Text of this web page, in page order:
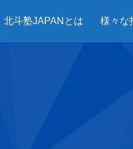
北斗塾JAPANとは 様々な